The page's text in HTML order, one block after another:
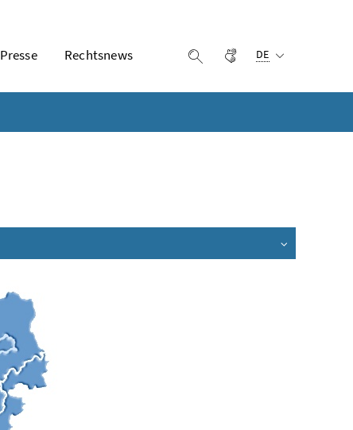
Presse Rechtsnews Suche einblenden
Gebärdensprache
DE